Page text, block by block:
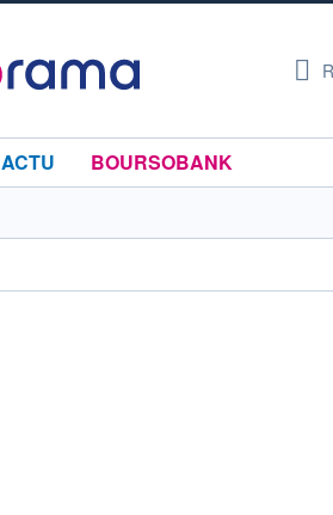
ACTU
BOURSOBANK